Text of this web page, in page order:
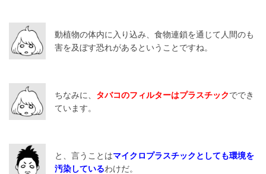
動植物の体内に入り込み、食物連鎖を通じて人間のも
害を及ぼす恐れがあるということですね。
ちなみに、 タバコのフィルターはプラスチックででき
ています。
と、言うことはマイクロプラスチックとしても環境を
汚染しているわけだ。